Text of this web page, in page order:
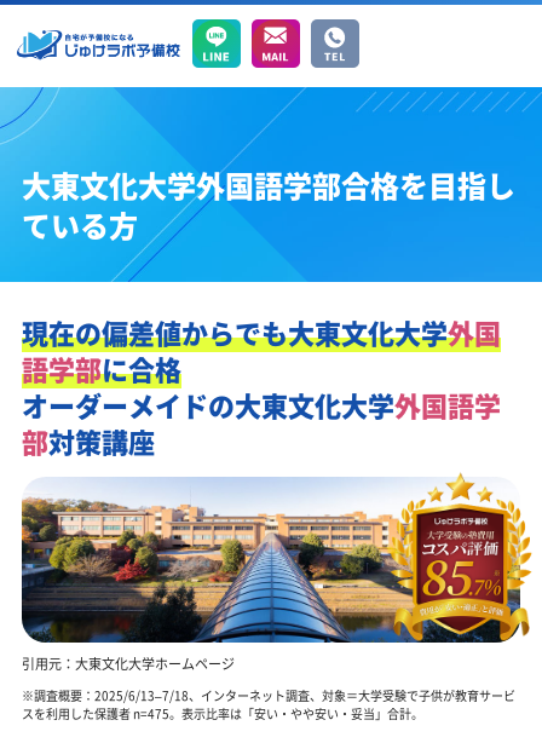
大東文化大学外国語学部合格を目指し
ている方
現在の偏差値からでも大東文化大学外国
語学部に合格
オーダーメイドの大東文化大学外国語学
部対策講座
引用元：大東文化大学ホームページ
※調査概要：2025/6/13–7/18、インターネット調査、対象＝大学受験で子供が教育サービ
スを利用した保護者 n=475。表示比率は「安い・やや安い・妥当」合計。